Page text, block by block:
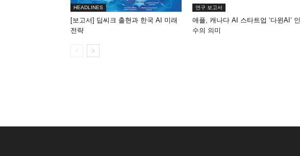
HEADLINES
[보고서] 딥씨크 출현과 한국 AI 미래
전략
연구 보고서
애플, 캐나다 AI 스타트업 ‘다윈AI’ 인
수의 의미